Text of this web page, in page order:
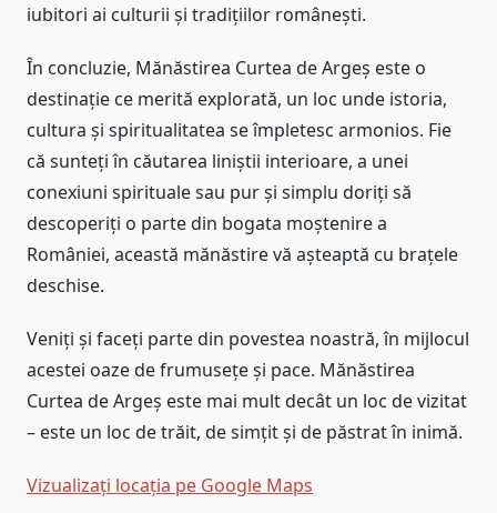
iubitori ai culturii și tradițiilor românești.
În concluzie, Mănăstirea Curtea de Argeș este o
destinație ce merită explorată, un loc unde istoria,
cultura și spiritualitatea se împletesc armonios. Fie
că sunteți în căutarea liniștii interioare, a unei
conexiuni spirituale sau pur și simplu doriți să
descoperiți o parte din bogata moștenire a
României, această mănăstire vă așteaptă cu brațele
deschise.
Veniți și faceți parte din povestea noastră, în mijlocul
acestei oaze de frumusețe și pace. Mănăstirea
Curtea de Argeș este mai mult decât un loc de vizitat
– este un loc de trăit, de simțit și de păstrat în inimă.
Vizualizați locația pe Google Maps